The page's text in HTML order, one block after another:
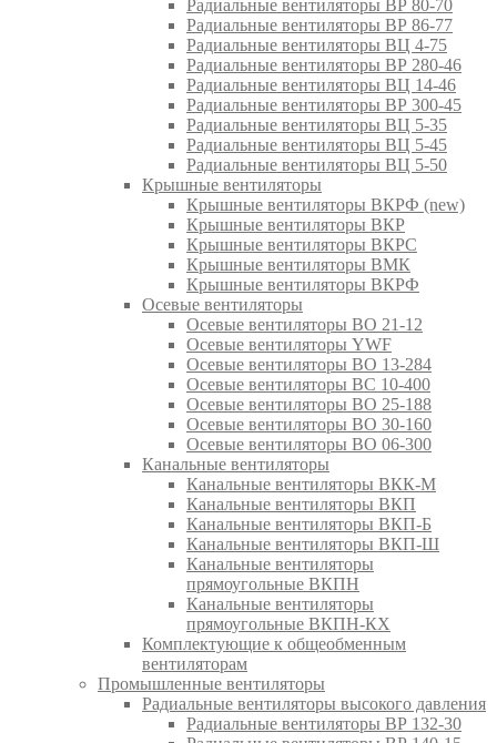
Радиальные вентиляторы ВР 80-70
Радиальные вентиляторы ВР 86-77
Радиальные вентиляторы ВЦ 4-75
Радиальные вентиляторы ВР 280-46
Радиальные вентиляторы ВЦ 14-46
Радиальные вентиляторы ВР 300-45
Радиальные вентиляторы ВЦ 5-35
Радиальные вентиляторы ВЦ 5-45
Радиальные вентиляторы ВЦ 5-50
Крышные вентиляторы
Крышные вентиляторы ВКРФ (new)
Крышные вентиляторы ВКР
Крышные вентиляторы ВКРС
Крышные вентиляторы ВМК
Крышные вентиляторы ВКРФ
Осевые вентиляторы
Осевые вентиляторы ВО 21-12
Осевые вентиляторы YWF
Осевые вентиляторы ВО 13-284
Осевые вентиляторы ВС 10-400
Осевые вентиляторы ВО 25-188
Осевые вентиляторы ВО 30-160
Осевые вентиляторы ВО 06-300
Канальные вентиляторы
Канальные вентиляторы ВКК-М
Канальные вентиляторы ВКП
Канальные вентиляторы ВКП-Б
Канальные вентиляторы ВКП-Ш
Канальные вентиляторы
прямоугольные ВКПН
Канальные вентиляторы
прямоугольные ВКПН-КХ
Комплектующие к общеобменным
вентиляторам
Промышленные вентиляторы
Радиальные вентиляторы высокого давления
Радиальные вентиляторы ВР 132-30